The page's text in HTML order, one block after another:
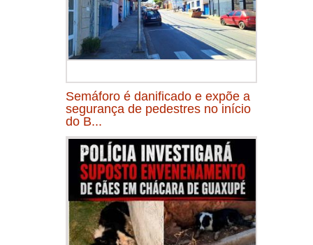
Semáforo é danificado e expõe a
segurança de pedestres no início
do B...